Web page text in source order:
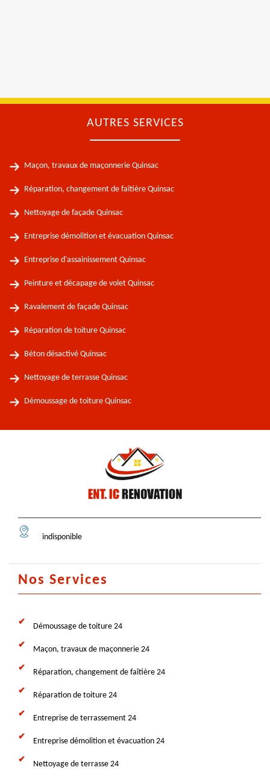
AUTRES SERVICES
Maçon, travaux de maçonnerie Quinsac
Réparation, changement de faîtière Quinsac
Nettoyage de façade Quinsac
Entreprise démolition et évacuation Quinsac
Entreprise d'assainissement Quinsac
Peinture et décapage de volet Quinsac
Ravalement de façade Quinsac
Réparation de toiture Quinsac
Béton désactivé Quinsac
Nettoyage de terrasse Quinsac
Démoussage de toiture Quinsac
indisponible
Nos Services
Démoussage de toiture 24
Maçon, travaux de maçonnerie 24
Réparation, changement de faîtière 24
Réparation de toiture 24
Entreprise de terrassement 24
Entreprise démolition et évacuation 24
Nettoyage de terrasse 24